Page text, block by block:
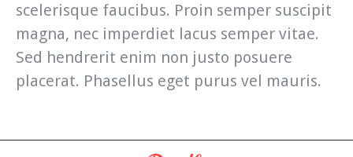
scelerisque faucibus. Proin semper suscipit
magna, nec imperdiet lacus semper vitae.
Sed hendrerit enim non justo posuere
placerat. Phasellus eget purus vel mauris.